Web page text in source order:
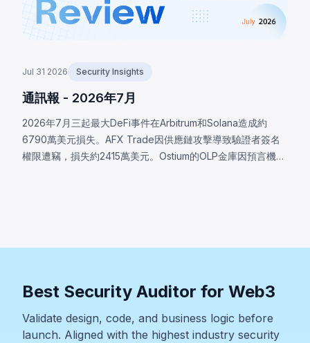
Jul 31 2026 Security Insights
通訊報 - 2026年7月
2026年7月三起最大DeFi事件在Arbitrum和Solana造成約
6790萬美元損失。AFX Trade因供應鏈攻擊導致驗證者簽名
權限遭竊，損失約2415萬美元。Ostium的OLP金庫因預言機基
Best Security Auditor for Web3
Validate design, code, and business logic before
launch. Aligned with the highest industry security